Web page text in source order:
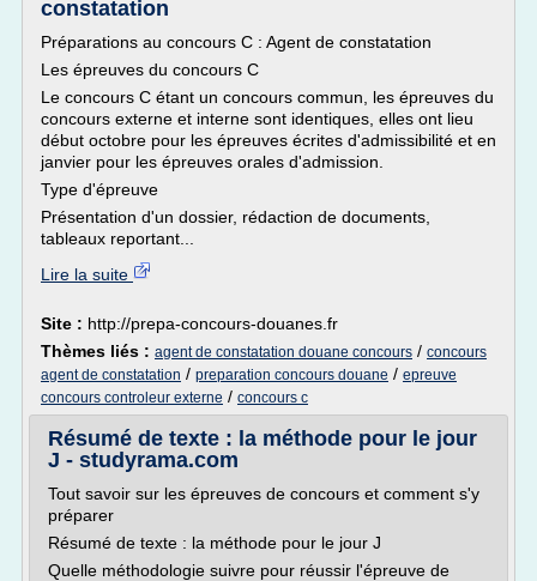
constatation
Préparations au concours C : Agent de constatation
Les épreuves du concours C
Le concours C étant un concours commun, les épreuves du
concours externe et interne sont identiques, elles ont lieu
début octobre pour les épreuves écrites d'admissibilité et en
janvier pour les épreuves orales d'admission.
Type d'épreuve
Présentation d'un dossier, rédaction de documents,
tableaux reportant...
Lire la suite
Site : http://prepa-concours-douanes.fr
Thèmes liés : agent de constatation douane concours / concours
agent de constatation / preparation concours douane / epreuve
concours controleur externe / concours c
Résumé de texte : la méthode pour le jour
J - studyrama.com
Tout savoir sur les épreuves de concours et comment s'y
préparer
Résumé de texte : la méthode pour le jour J
Quelle méthodologie suivre pour réussir l'épreuve de